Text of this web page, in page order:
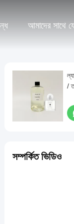
আমাদের সাথে
/
সম্পর্কিত ভিডিও